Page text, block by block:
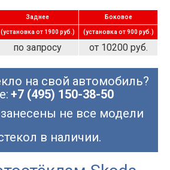
Заднее Боковое
(установка от 1900 руб.) (установка от 900 руб.)
по запросу от 10200 руб.
на свой автомобиль?
+7 (495) 150-38-50
занесены не все модели
в наличии.